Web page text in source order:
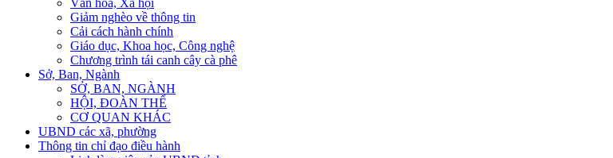
Văn hóa, Xã hội
Giảm nghèo về thông tin
Cải cách hành chính
Giáo dục, Khoa học, Công nghệ
Chương trình tái canh cây cà phê
Sở, Ban, Ngành
SỞ, BAN, NGÀNH
HỘI, ĐOÀN THỂ
CƠ QUAN KHÁC
UBND các xã, phường
Thông tin chỉ đạo điều hành